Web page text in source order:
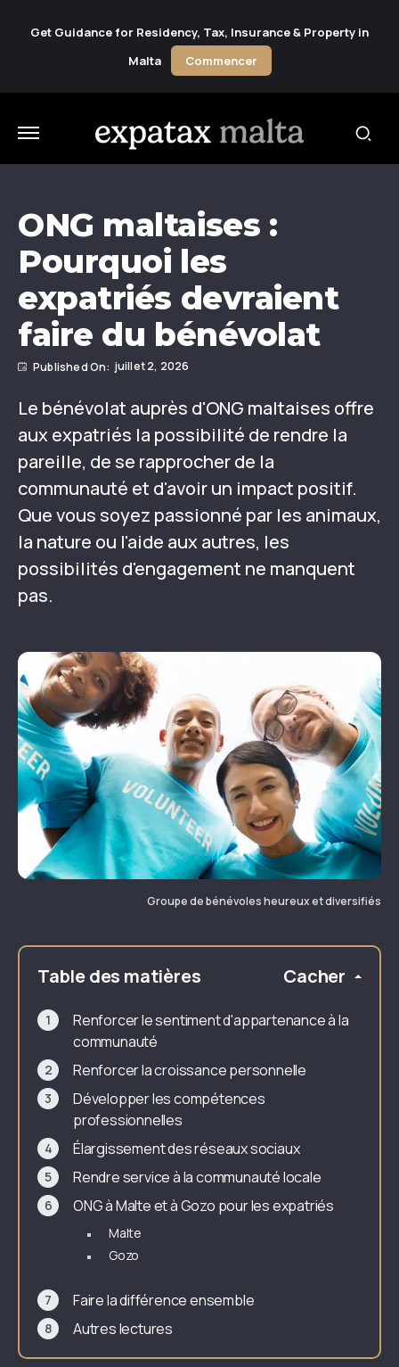
Get Guidance for Residency, Tax, Insurance & Property in
Malta
Commencer
ONG maltaises :
Pourquoi les
expatriés devraient
faire du bénévolat
juillet 2, 2026
Le bénévolat auprès d'ONG maltaises offre
aux expatriés la possibilité de rendre la
pareille, de se rapprocher de la
communauté et d'avoir un impact positif.
Que vous soyez passionné par les animaux,
la nature ou l'aide aux autres, les
possibilités d'engagement ne manquent
pas.
Groupe de bénévoles heureux et diversifiés
Table des matières Cacher
Renforcer le sentiment d'appartenance à la
communauté
Renforcer la croissance personnelle
Développer les compétences
professionnelles
Élargissement des réseaux sociaux
Rendre service à la communauté locale
ONG à Malte et à Gozo pour les expatriés
Malte
Gozo
Faire la différence ensemble
Autres lectures